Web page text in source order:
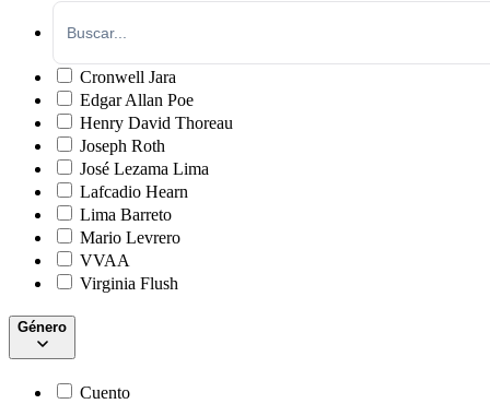
Cronwell Jara
Edgar Allan Poe
Henry David Thoreau
Joseph Roth
José Lezama Lima
Lafcadio Hearn
Lima Barreto
Mario Levrero
VVAA
Virginia Flush
Género
Cuento